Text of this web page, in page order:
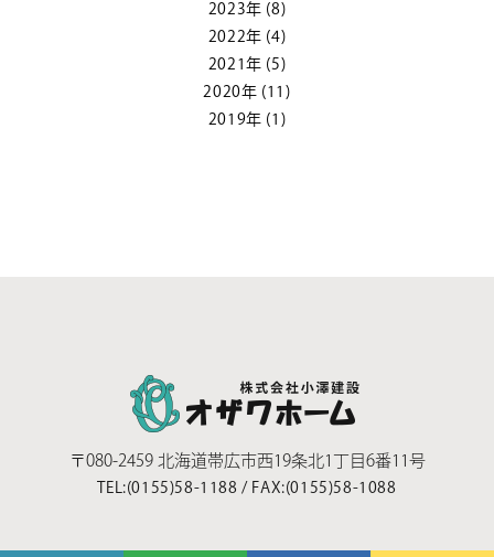
2023年 (8)
2022年 (4)
2021年 (5)
2020年 (11)
2019年 (1)
〒080-2459 北海道帯広市西19条北1丁目6番11号
TEL:(0155)58-1188 / FAX:(0155)58-1088